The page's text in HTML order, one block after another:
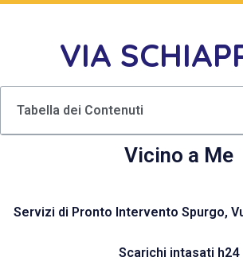
VIA
Tabella dei Contenuti
Vicino a Me
Servizi di Pronto Intervento Spurgo,
Scarichi intasati h24